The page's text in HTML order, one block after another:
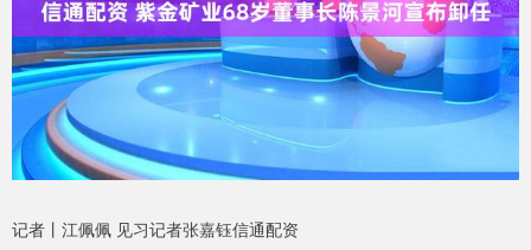
记者丨江佩佩 见习记者张嘉钰信通配资